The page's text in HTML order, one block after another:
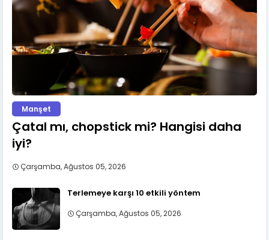
Manşet
Çatal mı, chopstick mi? Hangisi daha
iyi?
Çarşamba, Ağustos 05, 2026
Terlemeye karşı 10 etkili yöntem
Çarşamba, Ağustos 05, 2026